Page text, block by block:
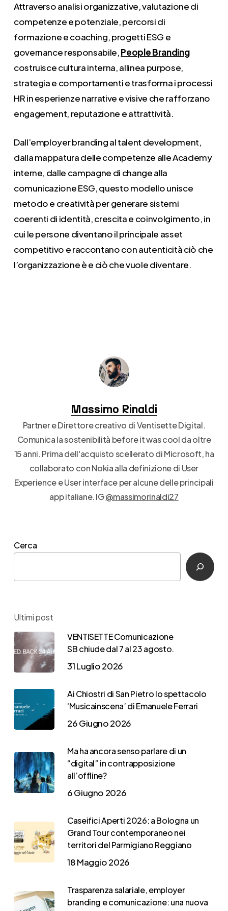
Attraverso analisi organizzative, valutazione di
competenze e potenziale, percorsi di
formazione e coaching, progetti ESG e
governance responsabile,People Branding
costruisce cultura interna, allinea purpose,
strategia e comportamenti e trasforma i processi
HR in esperienze narrative e visive che rafforzano
engagement, reputazione e attrattività.
Dall’employer branding al talent development,
dalla mappatura delle competenze alle Academy
interne, dalle campagne di change alla
comunicazione ESG, questo modello unisce
metodo e creatività per generare sistemi
coerenti di identità, crescita e coinvolgimento, in
cui le persone diventano il principale asset
competitivo e raccontano con autenticità ciò che
l’organizzazione è e ciò che vuole diventare.
Massimo Rinaldi
Partner e Direttore creativo di Ventisette Digital.
Comunica la sostenibilità before it was cool da oltre
15 anni. Prima dell'acquisto scellerato di Microsoft, ha
collaborato con Nokia alla definizione di User
Experience e User interface per alcune delle principali
app italiane. IG@massimorinaldi27
Cerca
Ultimi post
VENTISETTE Comunicazione
SB chiude dal 7 al 23 agosto.
31 Luglio 2026
Ai Chiostri di San Pietro lo spettacolo
‘Musicainscena’ di Emanuele Ferrari
26 Giugno 2026
Ma ha ancora senso parlare di un
“digital” in contrapposizione
all’offline?
6 Giugno 2026
Caseifici Aperti 2026: a Bologna un
Grand Tour contemporaneo nei
territori del Parmigiano Reggiano
18 Maggio 2026
Trasparenza salariale, employer
branding e comunicazione: una nuova